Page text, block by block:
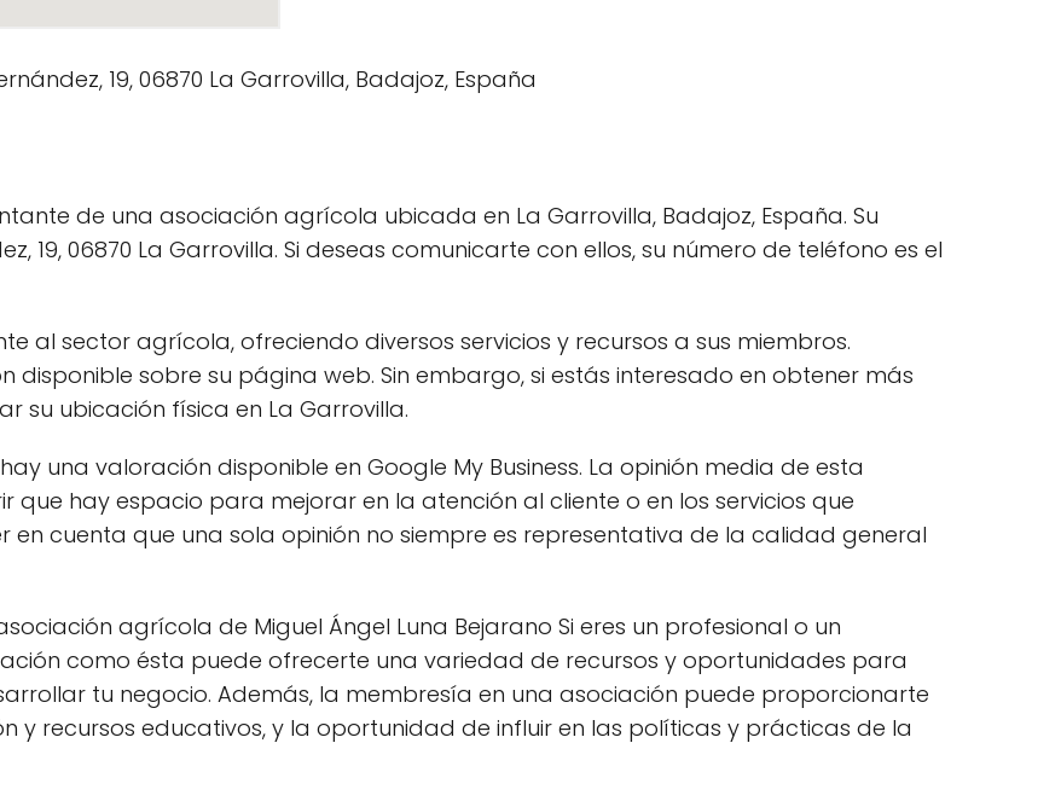
de una asociación agrícola ubicada en La Garrovilla, Badajoz, España. Su
19, 06870 La Garrovilla. Si deseas comunicarte con ellos, su número de teléfono es el
al sector agrícola, ofreciendo diversos servicios y recursos a sus miembros.
sobre su página web. Sin embargo, si estás interesado en obtener más
su ubicación física en La Garrovilla.
una valoración disponible en Google My Business. La opinión media de esta
que hay espacio para mejorar en la atención al cliente o en los servicios que
en cuenta que una sola opinión no siempre es representativa de la calidad general
agrícola de Miguel Ángel Luna Bejarano Si eres un profesional o un
como ésta puede ofrecerte una variedad de recursos y oportunidades para
tu negocio. Además, la membresía en una asociación puede proporcionarte
y recursos educativos, y la oportunidad de influir en las políticas y prácticas de la